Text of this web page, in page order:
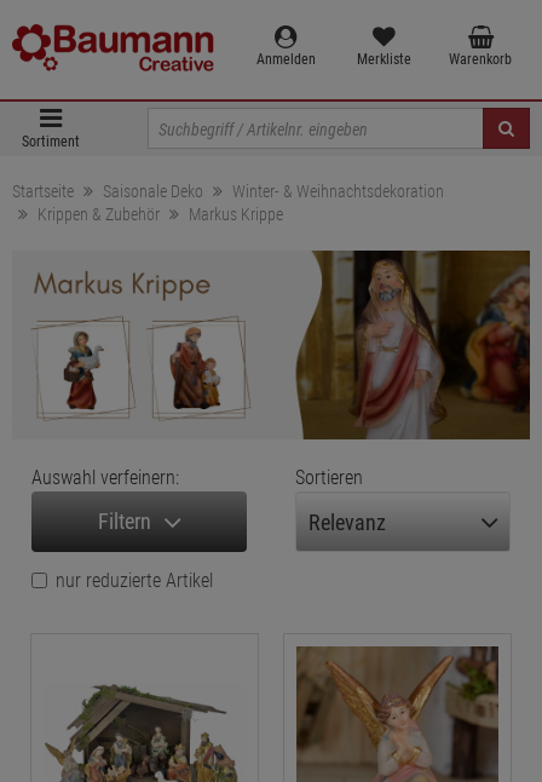
Anmelden Merkliste Warenkorb
Sortiment
Startseite Saisonale Deko
Winter- & Weihnachtsdekoration
Krippen & Zubehör
Markus Krippe
Auswahl verfeinern:
Filtern
Sortieren
nur reduzierte Artikel